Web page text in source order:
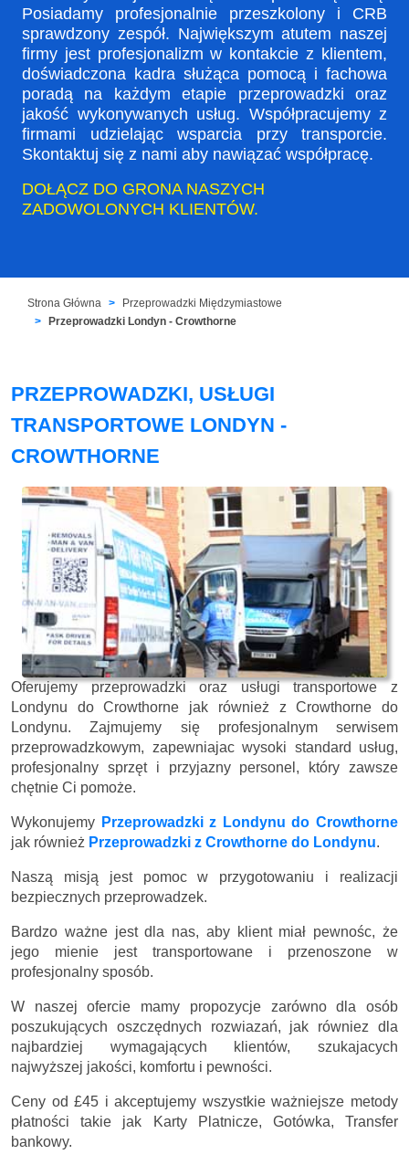
Posiadamy profesjonalnie przeszkolony i CRB
sprawdzony zespół. Największym atutem naszej
firmy jest profesjonalizm w kontakcie z klientem,
doświadczona kadra służąca pomocą i fachowa
poradą na każdym etapie przeprowadzki oraz
jakość wykonywanych usług. Współpracujemy z
firmami udzielając wsparcia przy transporcie.
Skontaktuj się z nami aby nawiązać współpracę.
DOŁĄCZ DO GRONA NASZYCH
ZADOWOLONYCH KLIENTÓW.
Strona Główna
Przeprowadzki Międzymiastowe
Przeprowadzki Londyn - Crowthorne
PRZEPROWADZKI, USŁUGI
TRANSPORTOWE LONDYN -
CROWTHORNE
Oferujemy przeprowadzki oraz usługi transportowe z
Londynu do Crowthorne jak również z Crowthorne do
Londynu. Zajmujemy się profesjonalnym serwisem
przeprowadzkowym, zapewniajac wysoki standard usług,
profesjonalny sprzęt i przyjazny personel, który zawsze
chętnie Ci pomoże.
Wykonujemy Przeprowadzki z Londynu do Crowthorne
jak również Przeprowadzki z Crowthorne do Londynu.
Naszą misją jest pomoc w przygotowaniu i realizacji
bezpiecznych przeprowadzek.
Bardzo ważne jest dla nas, aby klient miał pewnośc, że
jego mienie jest transportowane i przenoszone w
profesjonalny sposób.
W naszej ofercie mamy propozycje zarówno dla osób
poszukujących oszczędnych rozwiazań, jak równiez dla
najbardziej wymagających klientów, szukajacych
najwyższej jakości, komfortu i pewności.
Ceny od £45 i akceptujemy wszystkie ważniejsze metody
płatności takie jak Karty Platnicze, Gotówka, Transfer
bankowy.